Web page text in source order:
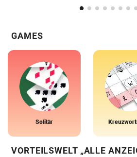
GAMES
Solitär
VORTEILSWELT „ALLE